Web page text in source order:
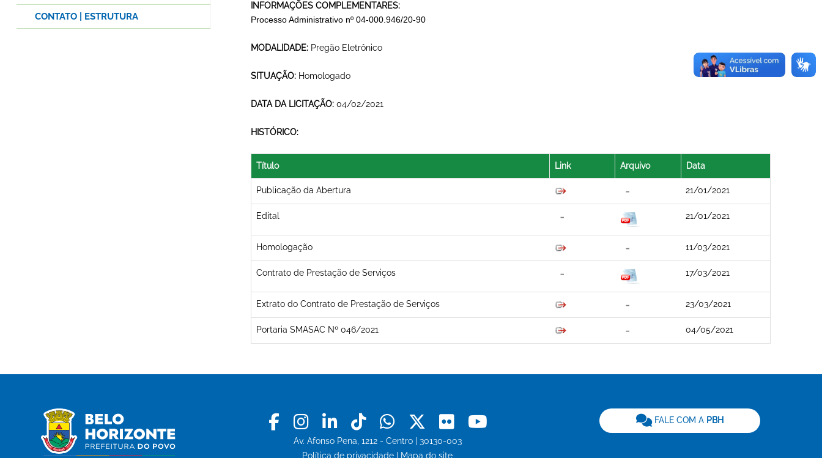
INFORMAÇÕES COMPLEMENTARES:
Processo Administrativo nº 04-000.946/20-90
MODALIDADE: Pregão Eletrônico
SITUAÇÃO: Homologado
DATA DA LICITAÇÃO: 04/02/2021
HISTÓRICO:
Título Link Arquivo Data
Publicação da Abertura 21/01/2021
Edital 21/01/2021
Homologação 11/03/2021
Contrato de Prestação de Serviços 17/03/2021
Extrato do Contrato de Prestação de Serviços 23/03/2021
Portaria SMASAC Nº 046/2021 04/05/2021
CONTATO | ESTRUTURA
Facebook
Instagram
LinkedinTiktokWhatsapp
X Flickr
Av. Afonso Pena, 1212 - Centro | 30130-003
Política de privacidade
Mapa do site
FALE COM A PBH